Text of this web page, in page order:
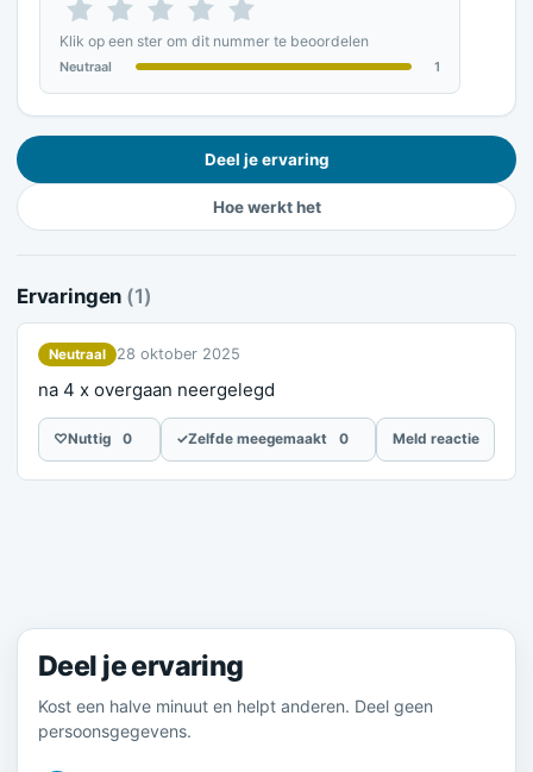
Klik op een ster om dit nummer te beoordelen
Neutraal 1
Deel je ervaring
Hoe werkt het
Ervaringen (1)
Neutraal 28 oktober 2025
na 4 x overgaan neergelegd
♡Nuttig 0 ✓Zelfde meegemaakt 0 Meld reactie
Deel je ervaring
Kost een halve minuut en helpt anderen. Deel geen
persoonsgegevens.